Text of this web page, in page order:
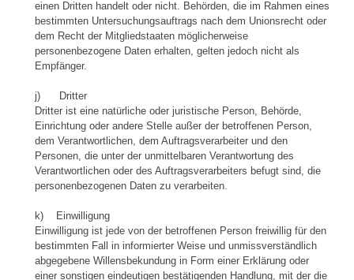
einen Dritten handelt oder nicht. Behörden, die im Rahmen eines
bestimmten Untersuchungsauftrags nach dem Unionsrecht oder
dem Recht der Mitgliedstaaten möglicherweise
personenbezogene Daten erhalten, gelten jedoch nicht als
Empfänger.
j) Dritter
Dritter ist eine natürliche oder juristische Person, Behörde,
Einrichtung oder andere Stelle außer der betroffenen Person,
dem Verantwortlichen, dem Auftragsverarbeiter und den
Personen, die unter der unmittelbaren Verantwortung des
Verantwortlichen oder des Auftragsverarbeiters befugt sind, die
personenbezogenen Daten zu verarbeiten.
k) Einwilligung
Einwilligung ist jede von der betroffenen Person freiwillig für den
bestimmten Fall in informierter Weise und unmissverständlich
abgegebene Willensbekundung in Form einer Erklärung oder
einer sonstigen eindeutigen bestätigenden Handlung, mit der die